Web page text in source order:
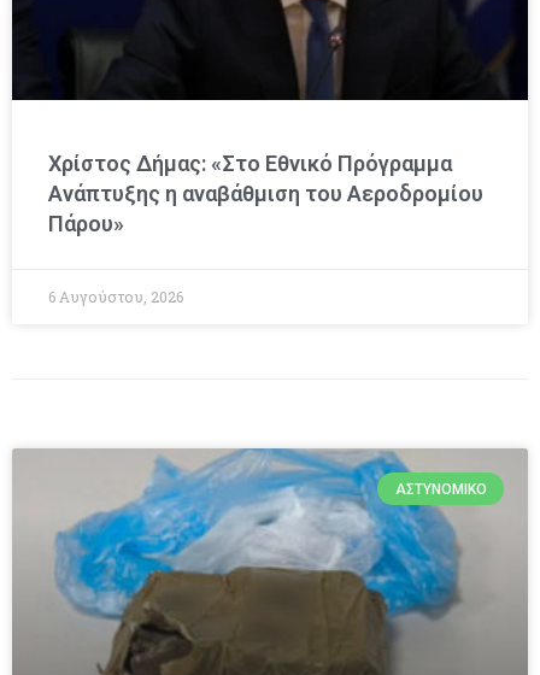
Χρίστος Δήμας: «Στο Εθνικό Πρόγραμμα
Ανάπτυξης η αναβάθμιση του Αεροδρομίου
Πάρου»
6 Αυγούστου, 2026
ΑΣΤΥΝΟΜΙΚΌ